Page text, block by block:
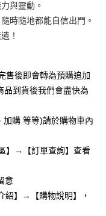
支付方式。 讓您購物簡單
。
轉至「AFTEE先享後付」
結帳。
與靈動。
時隨地都能自信出門。
！
售後即會轉為預購追加
品到貨後我們會盡快為
購 等等)請於購物車內
】→【訂單查詢】查看
意
紹】→【購物說明】，